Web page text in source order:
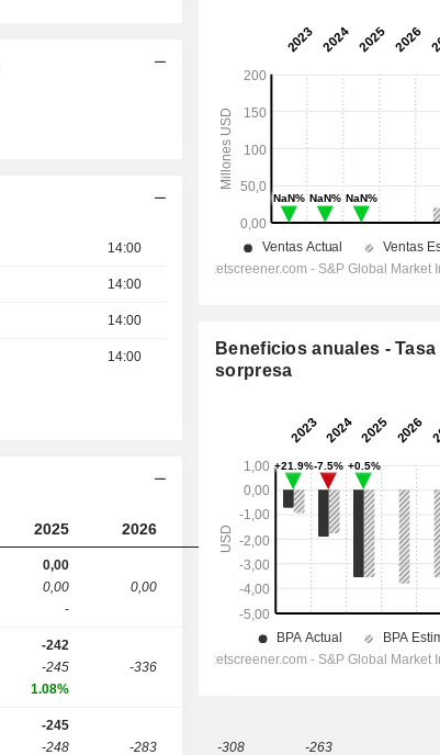
14:00
14:00
14:00
14:00
2025 2026 2027 2028
0,00
0,00
-
0,00 19,4 146
-242
-245
1.08%
-336 -230 -303
-245
-248
-283 -308 -263
Beneficios anuales - Tasa
sorpresa